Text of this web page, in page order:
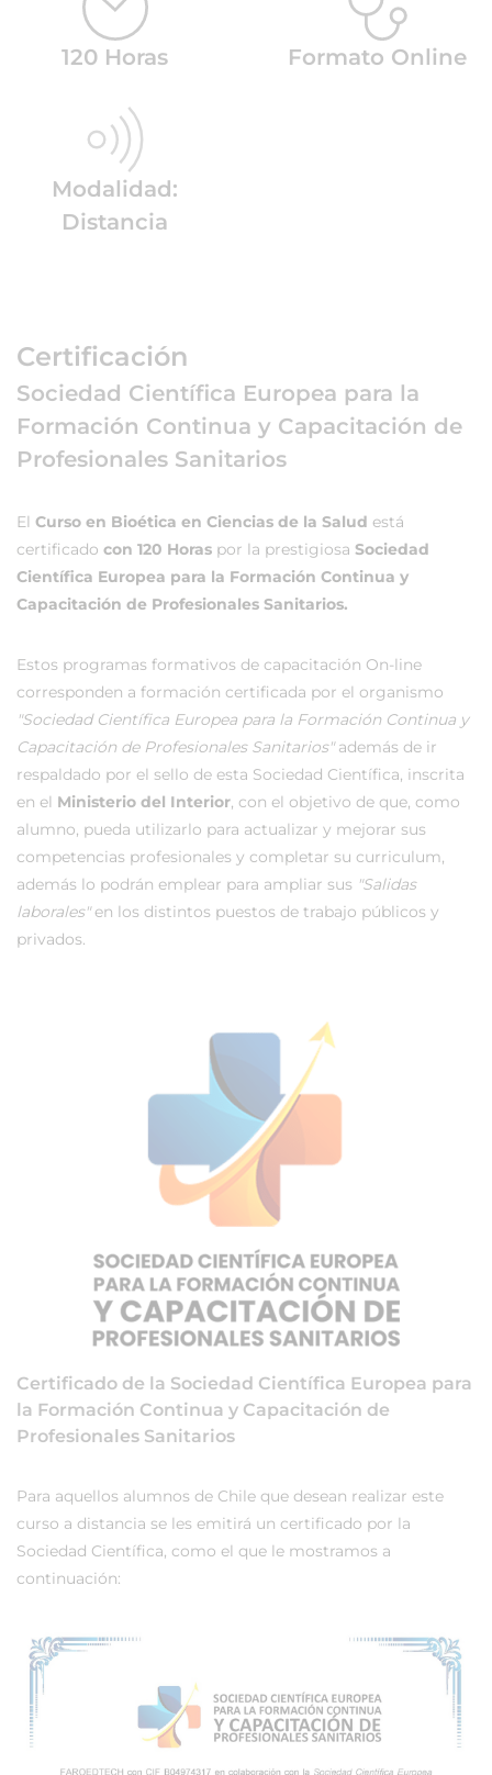
120 Horas Formato Online
Modalidad:
Distancia
Certificación
Sociedad Científica Europea para la
Formación Continua y Capacitación de
Profesionales Sanitarios
El Curso en Bioética en Ciencias de la Salud está
certificado con 120 Horas por la prestigiosa Sociedad
Científica Europea para la Formación Continua y
Capacitación de Profesionales Sanitarios.
Estos programas formativos de capacitación On-line
corresponden a formación certificada por el organismo
"Sociedad Científica Europea para la Formación Continua y
Capacitación de Profesionales Sanitarios"además de ir
respaldado por el sello de esta Sociedad Científica, inscrita
en el Ministerio del Interior, con el objetivo de que, como
alumno, pueda utilizarlo para actualizar y mejorar sus
competencias profesionales y completar su curriculum,
además lo podrán emplear para ampliar sus "Salidas
laborales"en los distintos puestos de trabajo públicos y
privados.
Certificado de la Sociedad Científica Europea para
la Formación Continua y Capacitación de
Profesionales Sanitarios
Para aquellos alumnos de Chile que desean realizar este
curso a distancia se les emitirá un certificado por la
Sociedad Científica, como el que le mostramos a
continuación: